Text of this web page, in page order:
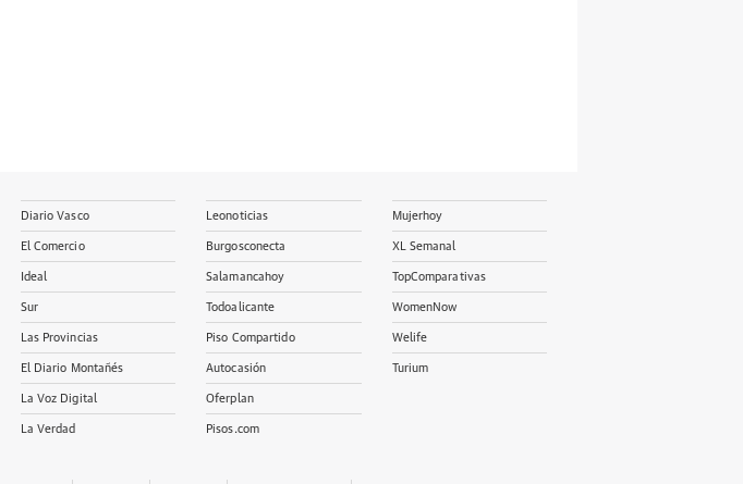
Diario Vasco
El Comercio
Ideal
Sur
Las Provincias
El Diario Montañés
La Voz Digital
La Verdad
Leonoticias
Burgosconecta
Salamancahoy
Todoalicante
Piso Compartido
Autocasión
Oferplan
Pisos.com
Mujerhoy
XL Semanal
TopComparativas
WomenNow
Welife
Turium